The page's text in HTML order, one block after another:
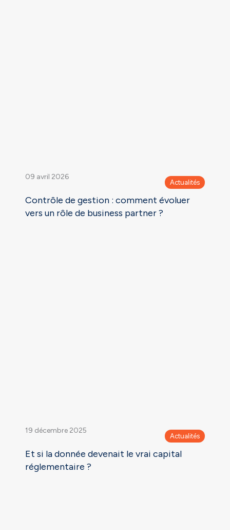
09 avril 2026
Actualités
Contrôle de gestion : comment évoluer
vers un rôle de business partner ?
19 décembre 2025
Actualités
Et si la donnée devenait le vrai capital
réglementaire ?